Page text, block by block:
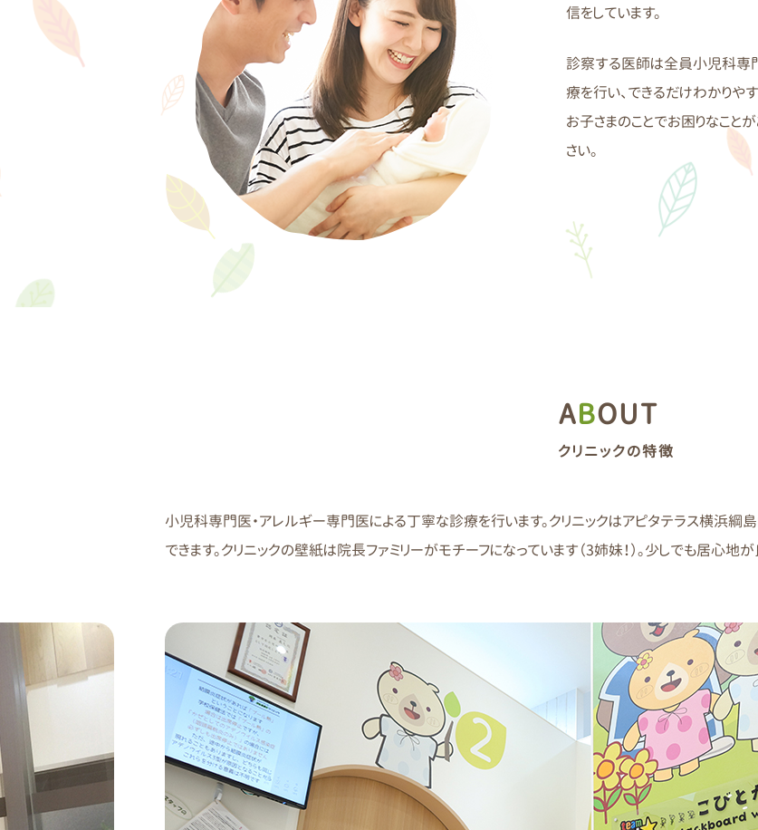
信をしています。
診察する医師は全員小児科専
療を行い、できるだけわかりや
お子さまのことでお困りなこと
さい。
ABOUT
クリニックの特徴
小児科専門医・アレルギー専門医による丁寧な診療を行います。クリニックはアピタテラス横浜
できます。クリニックの壁紙は院長ファミリーがモチーフになっています（3姉妹！）。少しでも居心地